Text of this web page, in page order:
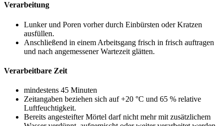
Verarbeitung
Lunker und Poren vorher durch Einbürsten oder Kratzen
ausfüllen.
Anschließend in einem Arbeitsgang frisch in frisch auftragen
und nach angemessener Wartezeit glätten.
Verarbeitbare Zeit
mindestens 45 Minuten
Zeitangaben beziehen sich auf +20 °C und 65 % relative
Luftfeuchtigkeit.
Bereits angesteifter Mörtel darf nicht mehr mit zusätzlichem